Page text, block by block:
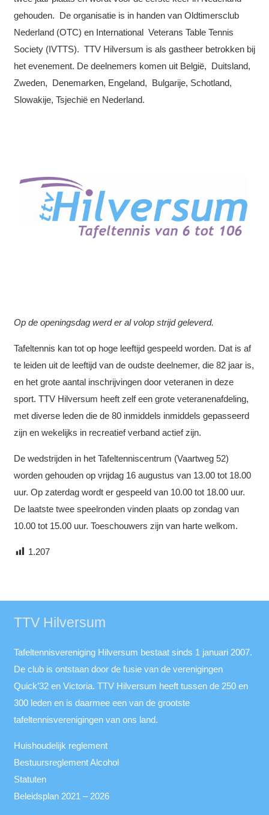
gehouden. De organisatie is in handen van Oldtimersclub
Nederland (OTC) en International Veterans Table Tennis
Society (IVTTS). TTV Hilversum is als gastheer betrokken bij
het evenement. De deelnemers komen uit België, Duitsland,
Zweden, Denemarken, Engeland, Bulgarije, Schotland,
Slowakije, Tsjechië en Nederland.
Op de openingsdag werd er al volop strijd geleverd.
Tafeltennis kan tot op hoge leeftijd gespeeld worden. Dat is af
te leiden uit de leeftijd van de oudste deelnemer, die 82 jaar is,
en het grote aantal inschrijvingen door veteranen in deze
sport. TTV Hilversum heeft zelf een grote veteranenafdeling,
met diverse leden die de 80 inmiddels inmiddels gepasseerd
zijn en wekelijks in recreatief verband actief zijn.
De wedstrijden in het Tafeltenniscentrum (Vaartweg 52)
worden gehouden op vrijdag 16 augustus van 13.00 tot 18.00
uur. Op zaterdag wordt er gespeeld van 10.00 tot 18.00 uur.
De laatste twee speelronden vinden plaats op zondag van
10.00 tot 15.00 uur. Toeschouwers zijn van harte welkom.
1.207
TTV Hilversum
Tafeltennisvereniging Hilversum bestaat sinds 1 januari 2007.
De club is ontstaan door de fusie van de verenigingen
Quick’32 en Victoria. TTV Hilversum heeft tussen de 250 en
300 leden en is daarmee een van de grootste
tafeltennisverenigingen van ons land.
Huishoudelijk reglement
Bestuursreglement Alcohol
Statuten
Beleidsplan 2021 – 2026